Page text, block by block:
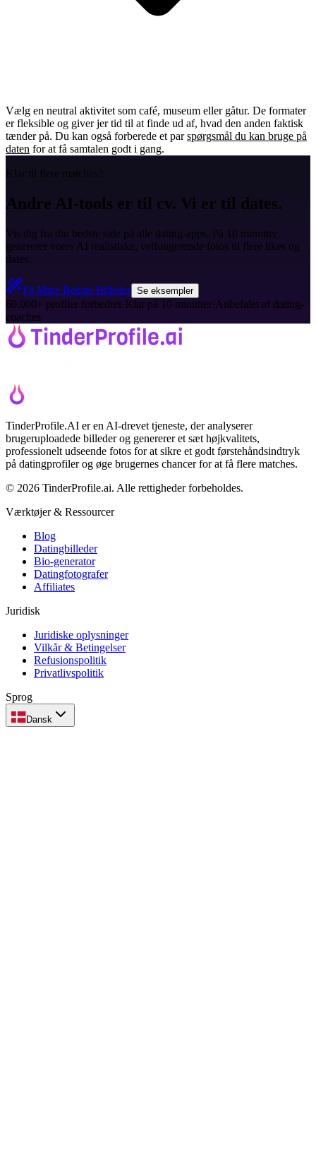
Vælg en neutral aktivitet som café, museum eller gåtur. De formater
er fleksible og giver jer tid til at finde ud af, hvad den anden faktisk
tænder på. Du kan også forberede et parspørgsmål du kan bruge på
daten for at få samtalen godt i gang.
Klar til flere matches?
Andre AI-tools er til cv. Vi er til dates.
Vis dig fra din bedste side på alle dating-apps. På 10 minutter
genererer vores AI realistiske, velfungerende fotos til flere likes og
dates.
Få Mine Bedste Billeder Se eksempler
60.000+ profiler forbedret·Klar på 10 minutter· Anbefalet af dating-
coaches
TinderProfile.AI er en AI-drevet tjeneste, der analyserer
brugeruploadede billeder og genererer et sæt højkvalitets,
professionelt udseende fotos for at sikre et godt førstehåndsindtryk
på datingprofiler og øge brugernes chancer for at få flere matches.
© 2026 TinderProfile.ai. Alle rettigheder forbeholdes.
Værktøjer & Ressourcer
Blog
Datingbilleder
Bio-generator
Datingfotografer
Affiliates
Juridisk
Juridiske oplysninger
Vilkår & Betingelser
Refusionspolitik
Privatlivspolitik
Sprog
Dansk